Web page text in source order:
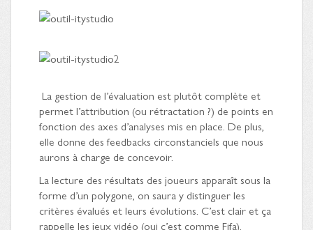
La gestion de l’évaluation est plutôt complète et
permet l’attribution (ou rétractation ?) de points en
fonction des axes d’analyses mis en place. De plus,
elle donne des feedbacks circonstanciels que nous
aurons à charge de concevoir.
La lecture des résultats des joueurs apparaît sous la
forme d’un polygone, on saura y distinguer les
critères évalués et leurs évolutions. C’est clair et ça
rappelle les jeux vidéo (oui c’est comme Fifa).